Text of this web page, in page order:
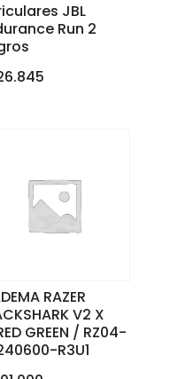
JBL
Run 2
RAZER
V2 X
GREEN / RZ04-
R3U1